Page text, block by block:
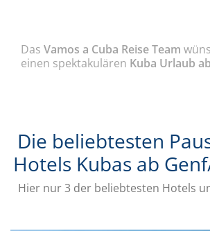
Das Vamos a Cuba Reise Team
einen spektakulären Kuba Urlaub
Die beliebtesten
Hotels Kubas ab
Hier nur 3 der beliebtesten Hotels